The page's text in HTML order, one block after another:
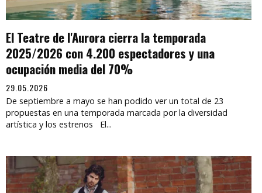
El Teatre de l'Aurora cierra la temporada
2025/2026 con 4.200 espectadores y una
ocupación media del 70%
29.05.2026
De septiembre a mayo se han podido ver un total de 23
propuestas en una temporada marcada por la diversidad
artística y los estrenos El...